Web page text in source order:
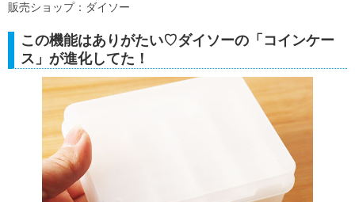
販売ショップ：ダイソー
この機能はありがたい♡ダイソーの「コインケー
ス」が進化してた！